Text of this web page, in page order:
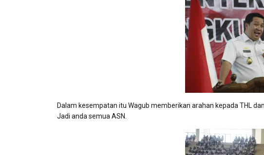
Dalam kesempatan itu Wagub memberikan arahan kepada THL
Jadi anda semua ASN.